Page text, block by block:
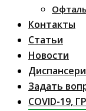
Контакты
Статьи
Новости
Задать
COVID-19,